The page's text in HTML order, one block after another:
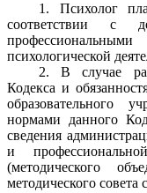
1. Психолог
соответствии с
психологической
2. В случае
Кодекса и
образовательного
нормами данного
сведения
и
(методического
методического